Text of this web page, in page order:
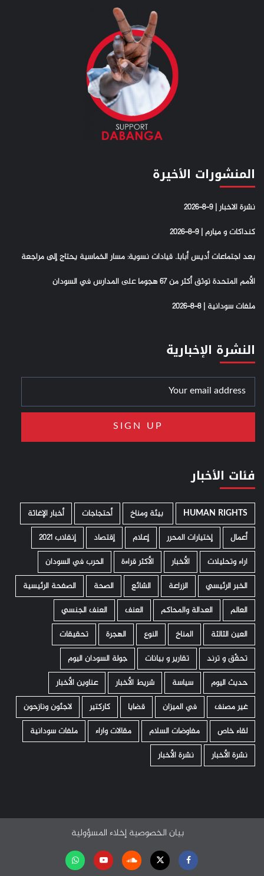
المنشورات الأخيرة
نشرة الاخبار | 9-8-2026
كنداكات و ميارم | 9-8-2026
بعد اجتماعات أديس أبابا.. قيادات نسوية: مسار الخماسية يحتاج إلى مراجعة
الأمم المتحدة توثق أكثر من 67 هجوما على المدارس في السودان
ملفات سودانية | 8-8-2026
النشرة الإخبارية
فئات الأخبار
HUMAN RIGHTS ­ بيئة ومناخ أحتجاجات
أخبار الإغاثة
أعمال
إختيارات المحرر إعلام إقتصاد
إنقلاب 2021
اراء وتحليلات
الأخبار الأكثر قراءة
الحرب في السودان
الخبر الرئيسي
الزراعة الشائع الصحة
الصفحة الرئيسية
العالم
العدالة والمحاكم العنف
العنف الجنسي
العين الثالثة
المناخ النوع الهجرة
تحقيقات
تحقّق و ترند
تقارير و بيانات
جولة السودان اليوم
حديث اليوم
سياسة شريط الأخبار
عناوين الأخبار
غير مصنف
في الميزان قضايا كاركتير
لاجئون ونازحون
لقاء خاص
مفاوضات السلام مقالات واراء
ملفات سودانية
نشرة الأخبار
نشرة الأخبار
بيان الخصوصية إخلاء المسؤولية
Facebook
Twitter
Soundcloud
Youtubeتابعنا